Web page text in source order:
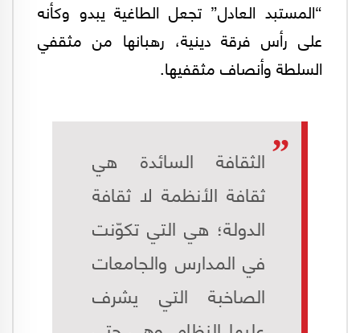
“المستبد العادل” تجعل الطاغية يبدو وكأنه
على رأس فرقة دينية، رهبانها من مثقفي
السلطة وأنصاف مثقفيها.
الثقافة السائدة هي
ثقافة الأنظمة لا ثقافة
الدولة؛ هي التي تكوّنت
في المدارس والجامعات
الصاخبة التي يشرف